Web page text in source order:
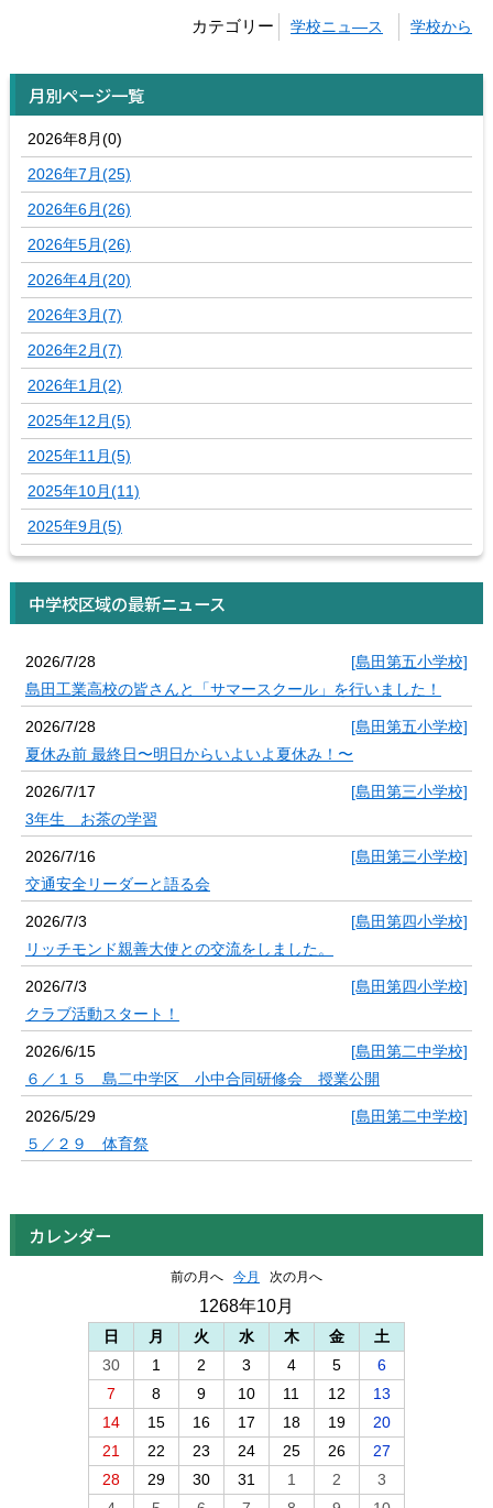
カテゴリー 学校ニュ―ス 学校から
月別ページ一覧
2026年8月(0)
2026年7月(25)
2026年6月(26)
2026年5月(26)
2026年4月(20)
2026年3月(7)
2026年2月(7)
2026年1月(2)
2025年12月(5)
2025年11月(5)
2025年10月(11)
2025年9月(5)
中学校区域の最新ニュース
2026/7/28
[島田第五小学校]
島田工業高校の皆さんと「サマースクール」を行いました！
2026/7/28
[島田第五小学校]
夏休み前 最終日〜明日からいよいよ夏休み！〜
2026/7/17
[島田第三小学校]
3年生 お茶の学習
2026/7/16
[島田第三小学校]
交通安全リーダーと語る会
2026/7/3
[島田第四小学校]
リッチモンド親善大使との交流をしました。
2026/7/3
[島田第四小学校]
クラブ活動スタート！
2026/6/15
[島田第二中学校]
６／１５ 島二中学区 小中合同研修会 授業公開
2026/5/29
[島田第二中学校]
５／２９ 体育祭
カレンダー
前の月へ 今月 次の月へ
1268年10月
日 月 火 水 木 金
土
30
1 2 3 4 5
6
7
8 9 10 11 12
13
14
15 16 17 18 19
20
21
22 23 24 25 26
27
28
29 30 31 1 2
3